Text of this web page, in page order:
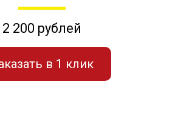
2 200 рублей
в 1 клик